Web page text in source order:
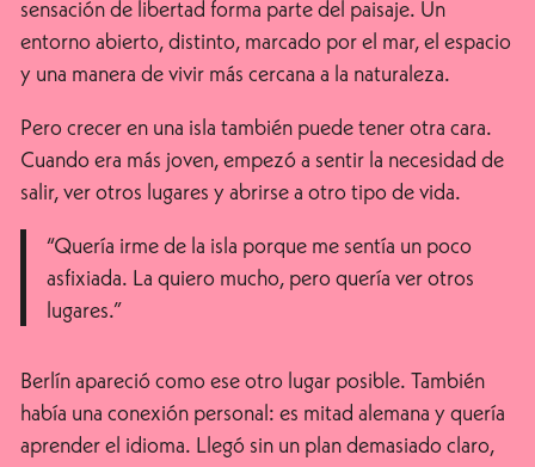
sensación de libertad forma parte del paisaje. Un
entorno abierto, distinto, marcado por el mar, el espacio
y una manera de vivir más cercana a la naturaleza.
Pero crecer en una isla también puede tener otra cara.
Cuando era más joven, empezó a sentir la necesidad de
salir, ver otros lugares y abrirse a otro tipo de vida.
“Quería irme de la isla porque me sentía un poco
asfixiada. La quiero mucho, pero quería ver otros
lugares.”
Berlín apareció como ese otro lugar posible. También
había una conexión personal: es mitad alemana y quería
aprender el idioma. Llegó sin un plan demasiado claro,